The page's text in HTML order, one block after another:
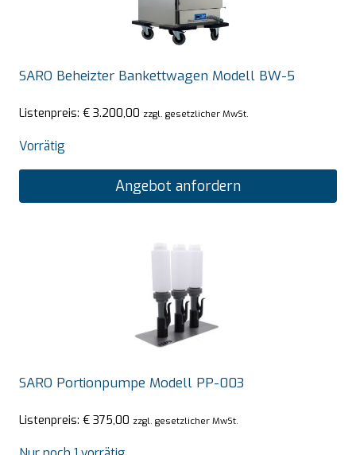
SARO Beheizter Bankettwagen Modell BW-5
Listenpreis: € 3.200,00 zzgl. gesetzlicher MwSt.
Vorrätig
Angebot anfordern
SARO Portionpumpe Modell PP-003
Listenpreis: € 375,00 zzgl. gesetzlicher MwSt.